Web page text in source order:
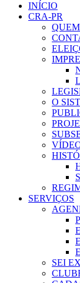
INÍCIO
CRA-PR
O
SERVIÇOS
SEI